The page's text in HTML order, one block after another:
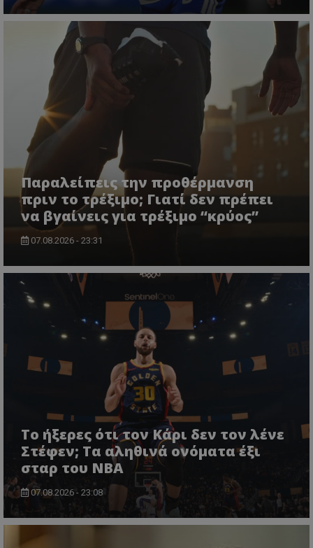
Παραλείπεις την προθέρμανση
πριν το τρέξιμο; Γιατί δεν πρέπει
να βγαίνεις για τρέξιμο “κρύος”
07.08.2026 - 23:31
Το ήξερες ότι τον Κάρι δεν τον λένε
Στέφεν; Τα αληθινά ονόματα έξι
σταρ του NBA
07.08.2026 - 23:08